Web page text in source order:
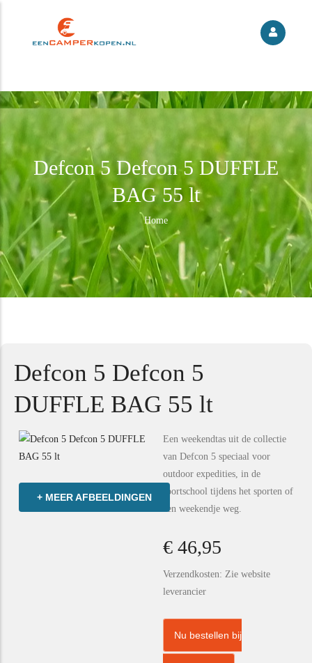
Defcon 5 Defcon 5 DUFFLE
BAG 55 lt
Kruimelpad
Home
Defcon 5 Defcon 5
DUFFLE BAG 55 lt
+ MEER AFBEELDINGEN
Een weekendtas uit de collectie
van Defcon 5 speciaal voor
outdoor expedities, in de
sportschool tijdens het sporten of
een weekendje weg.
€ 46,95
Verzendkosten: Zie website
leverancier
Nu bestellen bij